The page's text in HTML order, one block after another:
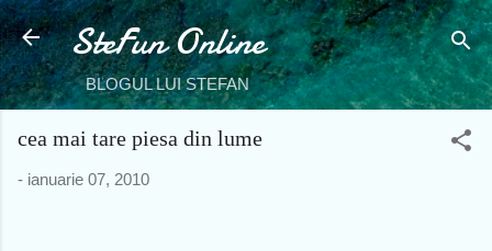
Treceți la conținutul principal
SteFun Online
BLOGUL LUI STEFAN
cea mai tare piesa din lume
- ianuarie 07, 2010